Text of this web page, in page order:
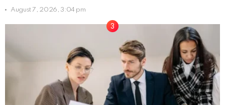
August 7, 2026, 3:04 pm